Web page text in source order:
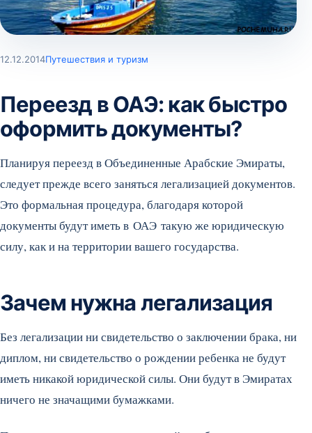
12.12.2014Путешествия и туризм
Переезд в ОАЭ: как быстро
оформить документы?
Планируя переезд в Объединенные Арабские Эмираты,
следует прежде всего заняться легализацией документов.
Это формальная процедура, благодаря которой
документы будут иметь в ОАЭ такую же юридическую
силу, как и на территории вашего государства.
Зачем нужна легализация
Без легализации ни свидетельство о заключении брака, ни
диплом, ни свидетельство о рождении ребенка не будут
иметь никакой юридической силы. Они будут в Эмиратах
ничего не значащими бумажками.